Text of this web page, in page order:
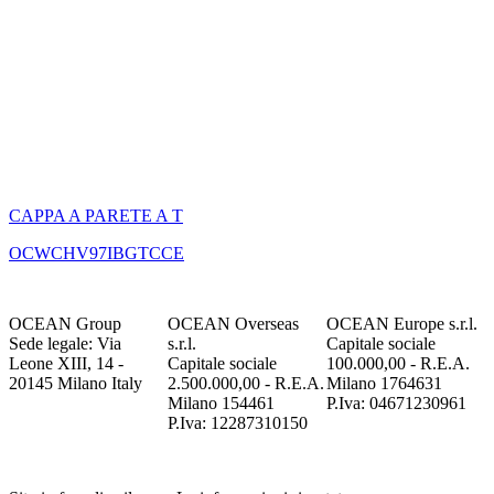
CAPPA A PARETE A T
OCWCHV97IBGTCCE
OCEAN Group
Sede legale: Via
Leone XIII, 14 -
20145 Milano Italy
OCEAN Overseas
s.r.l.
Capitale sociale
2.500.000,00 - R.E.A.
Milano 154461
P.Iva: 12287310150
OCEAN Europe s.r.l.
Capitale sociale
100.000,00 - R.E.A.
Milano 1764631
P.Iva: 04671230961